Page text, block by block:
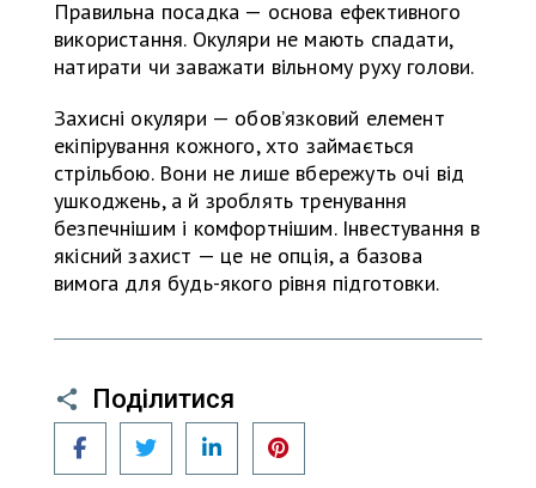
Правильна посадка — основа ефективного
використання. Окуляри не мають спадати,
натирати чи заважати вільному руху голови.
Захисні окуляри — обов’язковий елемент
екіпірування кожного, хто займається
стрільбою. Вони не лише вбережуть очі від
ушкоджень, а й зроблять тренування
безпечнішим і комфортнішим. Інвестування в
якісний захист — це не опція, а базова
вимога для будь-якого рівня підготовки.
Поділитися
Facebook Twitter LinkedIn